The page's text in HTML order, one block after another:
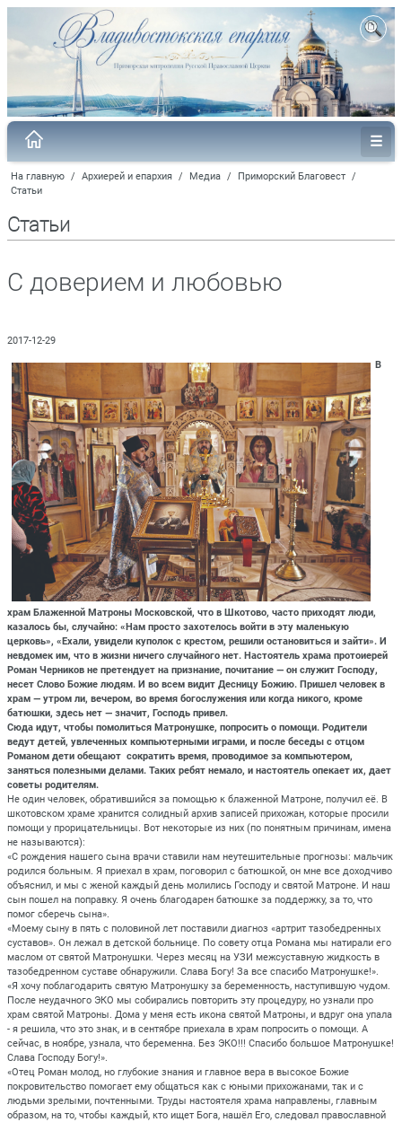
На главную / Архиерей и епархия / Медиа / Приморский Благовест /
Статьи
Статьи
С доверием и любовью
2017-12-29
В
храм Блаженной Матроны Московской, что в Шкотово, часто приходят люди,
казалось бы, случайно: «Нам просто захотелось войти в эту маленькую
церковь», «Ехали, увидели куполок с крестом, решили остановиться и зайти». И
невдомек им, что в жизни ничего случайного нет. Настоятель храма протоиерей
Роман Черников не претендует на признание, почитание — он служит Господу,
несет Слово Божие людям. И во всем видит Десницу Божию. Пришел человек в
храм — утром ли, вечером, во время богослужения или когда никого, кроме
батюшки, здесь нет — значит, Господь привел.
Сюда идут, чтобы помолиться Матронушке, попросить о помощи. Родители
ведут детей, увлеченных компьютерными играми, и после беседы с отцом
Романом дети обещают сократить время, проводимое за компьютером,
заняться полезными делами. Таких ребят немало, и настоятель опекает их, дает
советы родителям.
Не один человек, обратившийся за помощью к блаженной Матроне, получил её. В
шкотовском храме хранится солидный архив записей прихожан, которые просили
помощи у прорицательницы. Вот некоторые из них (по понятным причинам, имена
не называются):
«С рождения нашего сына врачи ставили нам неутешительные прогнозы: мальчик
родился больным. Я приехал в храм, поговорил с батюшкой, он мне все доходчиво
объяснил, и мы с женой каждый день молились Господу и святой Матроне. И наш
сын пошел на поправку. Я очень благодарен батюшке за поддержку, за то, что
помог сберечь сына».
«Моему сыну в пять с половиной лет поставили диагноз «артрит тазобедренных
суставов». Он лежал в детской больнице. По совету отца Романа мы натирали его
маслом от святой Матронушки. Через месяц на УЗИ межсуставную жидкость в
тазобедренном суставе обнаружили. Слава Богу! За все спасибо Матронушке!».
«Я хочу поблагодарить святую Матронушку за беременность, наступившую чудом.
После неудачного ЭКО мы собирались повторить эту процедуру, но узнали про
храм святой Матроны. Дома у меня есть икона святой Матроны, и вдруг она упала
- я решила, что это знак, и в сентябре приехала в храм попросить о помощи. А
сейчас, в ноябре, узнала, что беременна. Без ЭКО!!! Спасибо большое Матронушке!
Слава Господу Богу!».
«Отец Роман молод, но глубокие знания и главное вера в высокое Божие
покровительство помогает ему общаться как с юными прихожанами, так и с
людьми зрелыми, почтенными. Труды настоятеля храма направлены, главным
образом, на то, чтобы каждый, кто ищет Бога, нашёл Его, следовал православной